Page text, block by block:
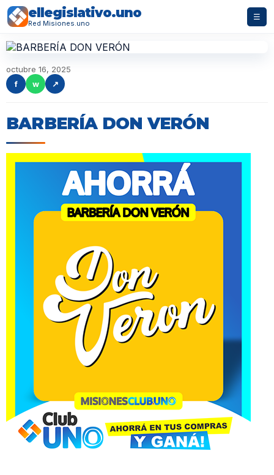
ellegislativo.uno
Red Misiones.uno
☰
octubre 16, 2025
f
w ↗
BARBERÍA DON VERÓN